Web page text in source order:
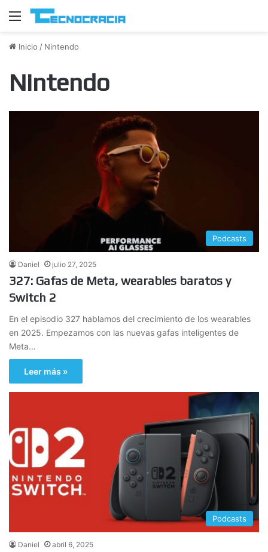
Menú
Inicio / Nintendo
Nintendo
Podcasts
Daniel julio 27, 2025
327: Gafas de Meta, wearables baratos y
Switch 2
En el episodio 327 hablamos del crecimiento de los wearables
en 2025. Empezamos con las nuevas gafas inteligentes de
Meta…
Leer más »
Podcasts
Daniel abril 6, 2025